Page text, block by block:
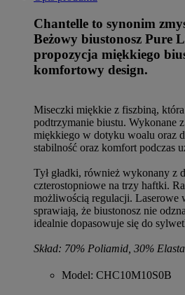
Chantelle to synonim
Beżowy biustonosz Pure
propozycja miękkiego
komfortowy design.
Miseczki miękkie z fiszbiną,
podtrzymanie biustu. Wykonane
miękkiego w dotyku woalu oraz
stabilność oraz komfort podczas
Tył gładki, również wykonany z
czterostopniowe na trzy haftki.
możliwością regulacji. Laserowe
sprawiają, że biustonosz nie
idealnie dopasowuje się do
Skład: 70% Poliamid, 30%
Model: CHC10M10S0B